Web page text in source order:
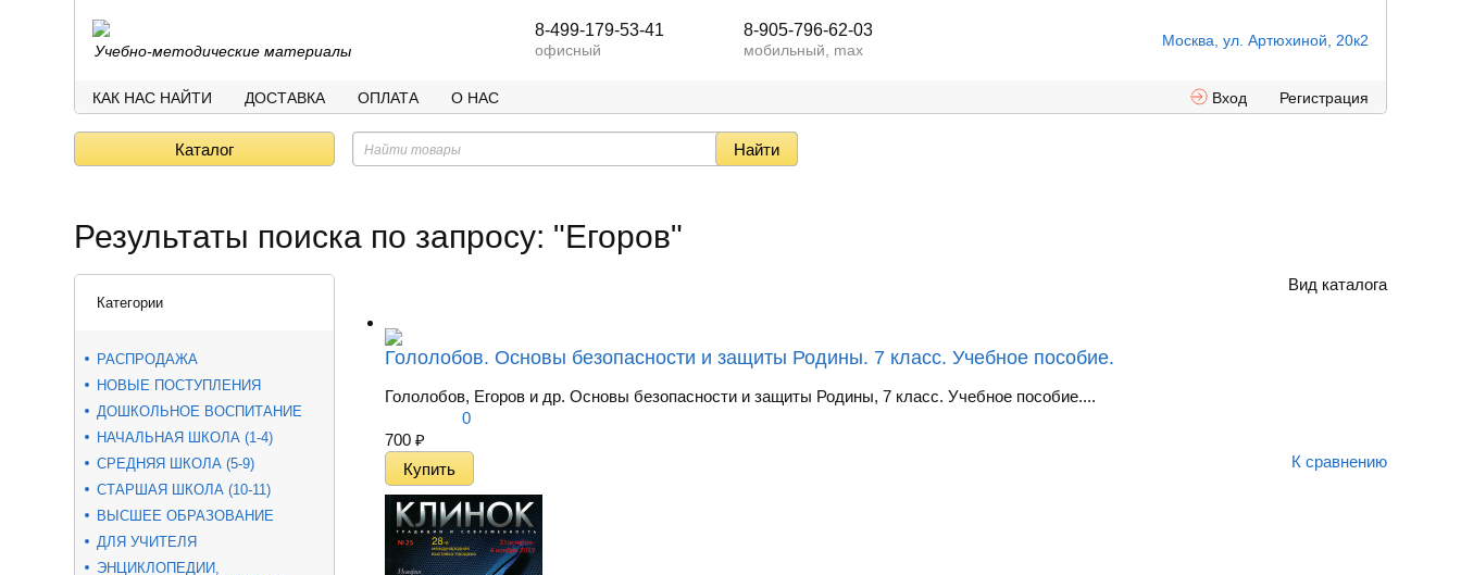
Учебно-методические материалы
8-499-179-53-41
офисный
8-905-796-62-03
мобильный, max
Москва, ул. Артюхиной, 20к2
КАК НАС НАЙТИ ДОСТАВКА ОПЛАТА О НАС Вход Регистрация
Каталог
Результаты поиска по запросу: "Егоров"
Категории
РАСПРОДАЖА
НОВЫЕ ПОСТУПЛЕНИЯ
ДОШКОЛЬНОЕ ВОСПИТАНИЕ
НАЧАЛЬНАЯ ШКОЛА (1-4)
СРЕДНЯЯ ШКОЛА (5-9)
СТАРШАЯ ШКОЛА (10-11)
ВЫСШЕЕ ОБРАЗОВАНИЕ
ДЛЯ УЧИТЕЛЯ
ЭНЦИКЛОПЕДИИ,
Вид каталога
Гололобов. Основы безопасности и защиты Родины. 7 класс. Учебное пособие.
Гололобов, Егоров и др. Основы безопасности и защиты Родины, 7 класс. Учебное пособие....
0
700 ₽
К сравнению